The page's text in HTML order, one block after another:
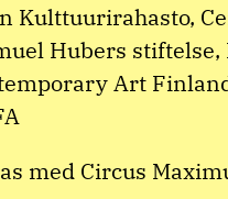
Kulttuurirahasto,
Hubers stiftelse,
Art
med Circus